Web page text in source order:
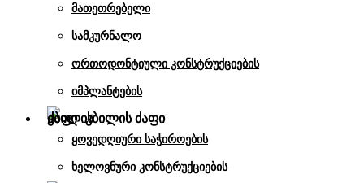
მათეთრებელი
სამკურნალო
ორთოდონტიული კონსტრუქციების
იმპლანტების
კბილის ძაფი
ყოვედღიური საჭიროების
ხელოვნური კონსტრუქციების